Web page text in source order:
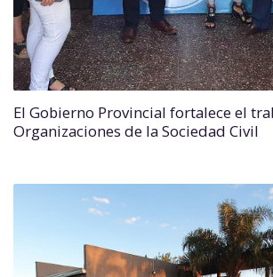
El Gobierno Provincial fortalece el
Organizaciones de la Sociedad Civil